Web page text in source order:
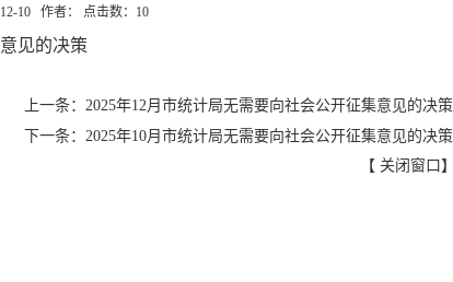
10 作者： 点击数： 10
见的决策
上一条：2025年12月市统计局无需要向社会公开征集意见的决策
下一条：2025年10月市统计局无需要向社会公开征集意见的决策
【 关闭窗口 】